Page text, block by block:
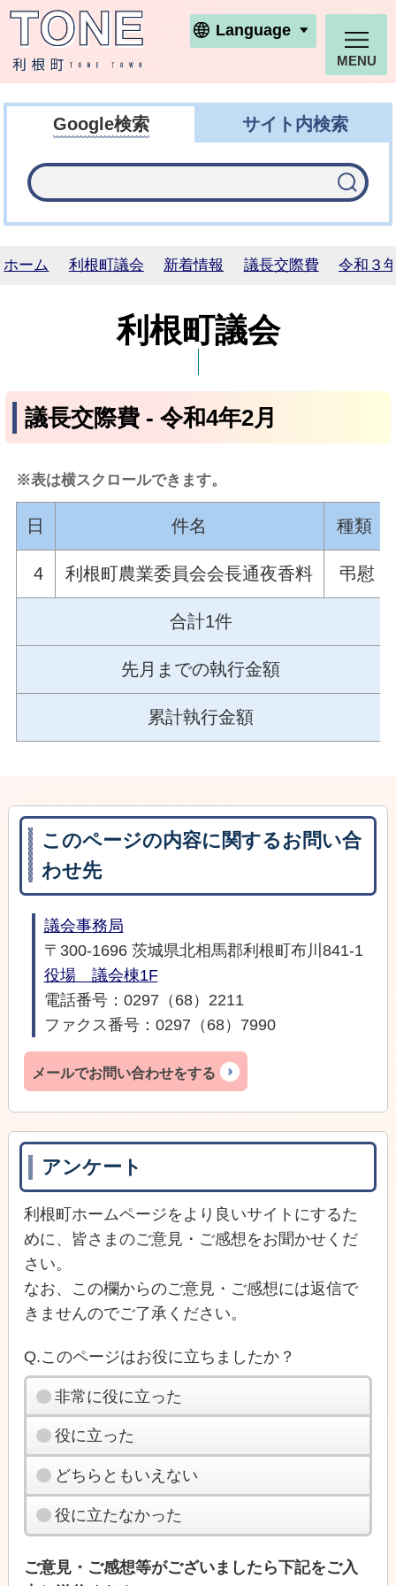
利根町ホームページ
Language
MENU
Google検索 サイト内検索
ホーム 利根町議会 新着情報 議長交際費 令和３
利根町議会
議長交際費 ‐ 令和4年2月
※表は横スクロールできます。
日 件名 種類
4 利根町農業委員会会長通夜香料 弔慰
合計1件
先月までの執行金額
累計執行金額
このページの内容に関するお問い合
わせ先
議会事務局
〒300-1696 茨城県北相馬郡利根町布川841-1
役場 議会棟1F
電話番号：0297（68）2211
ファクス番号：0297（68）7990
メールでお問い合わせをする
アンケート
利根町ホームページをより良いサイトにするた
めに、皆さまのご意見・ご感想をお聞かせくだ
さい。
なお、この欄からのご意見・ご感想には返信で
きませんのでご了承ください。
Q.このページはお役に立ちましたか？
非常に役に立った
役に立った
どちらともいえない
役に立たなかった
ご意見・ご感想等がございましたら下記をご入